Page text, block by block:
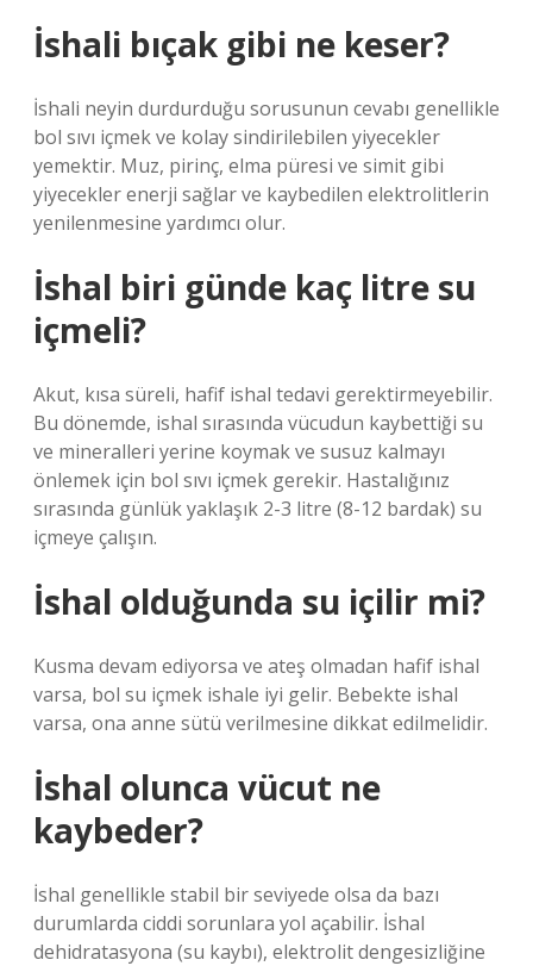
İshali bıçak gibi ne keser?
İshali neyin durdurduğu sorusunun cevabı genellikle
bol sıvı içmek ve kolay sindirilebilen yiyecekler
yemektir. Muz, pirinç, elma püresi ve simit gibi
yiyecekler enerji sağlar ve kaybedilen elektrolitlerin
yenilenmesine yardımcı olur.
İshal biri günde kaç litre su
içmeli?
Akut, kısa süreli, hafif ishal tedavi gerektirmeyebilir.
Bu dönemde, ishal sırasında vücudun kaybettiği su
ve mineralleri yerine koymak ve susuz kalmayı
önlemek için bol sıvı içmek gerekir. Hastalığınız
sırasında günlük yaklaşık 2-3 litre (8-12 bardak) su
içmeye çalışın.
İshal olduğunda su içilir mi?
Kusma devam ediyorsa ve ateş olmadan hafif ishal
varsa, bol su içmek ishale iyi gelir. Bebekte ishal
varsa, ona anne sütü verilmesine dikkat edilmelidir.
İshal olunca vücut ne
kaybeder?
İshal genellikle stabil bir seviyede olsa da bazı
durumlarda ciddi sorunlara yol açabilir. İshal
dehidratasyona (su kaybı), elektrolit dengesizliğine